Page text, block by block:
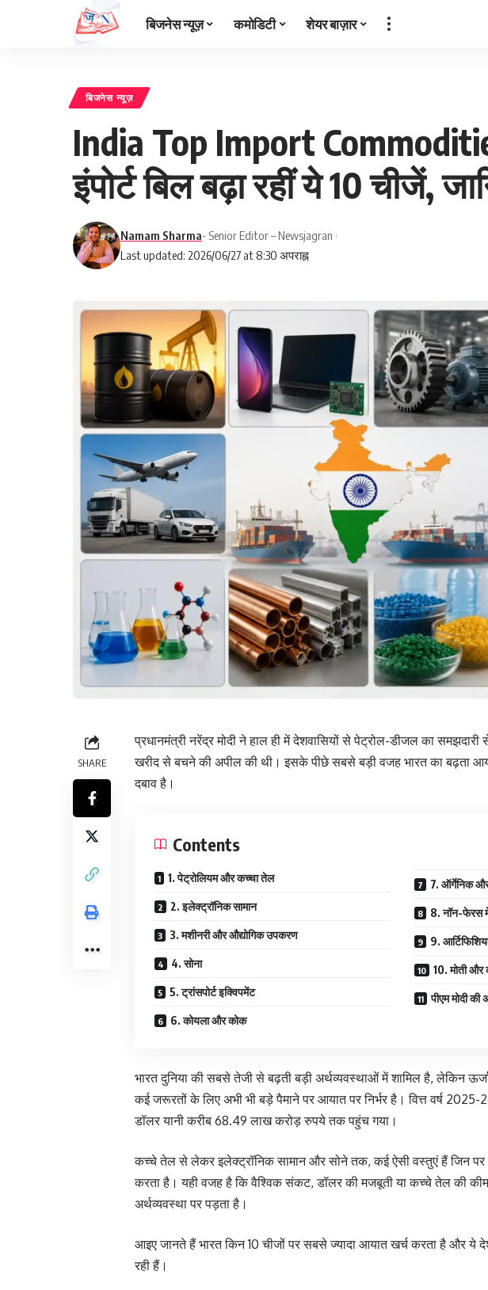
बिजनेस न्यूज़ कमोडिटी शेयर बाज़ार
बिजनेस न्यूज़
India Top Import
इंपोर्ट बिल बढ़ा रहीं ये 10 चीजें,
Last updated: 2026/06/27 at 8:30 अपराह्न
Namam Sharma- Senior Editor – Newsjagran
SHARE
प्रधानमंत्री नरेंद्र मोदी ने हाल ही में देशवासियों से पेट्रोल-डीजल का
खरीद से बचने की अपील की थी। इसके पीछे सबसे बड़ी वजह भारत का बढ़ता
दबाव है।
Contents
1. पेट्रोलियम और कच्चा तेल
2. इलेक्ट्रॉनिक सामान
3. मशीनरी और औद्योगिक उपकरण
4. सोना
5. ट्रांसपोर्ट इक्विपमेंट
6. कोयला और कोक
7. ऑर्गेनिक
8. नॉन-फेरस
9.
10. मोती और
पीएम मोदी
भारत दुनिया की सबसे तेजी से बढ़ती बड़ी अर्थव्यवस्थाओं में शामिल है, लेकिन
कई जरूरतों के लिए अभी भी बड़े पैमाने पर आयात पर निर्भर है। वित्त वर्ष
डॉलर यानी करीब 68.49 लाख करोड़ रुपये तक पहुंच गया।
कच्चे तेल से लेकर इलेक्ट्रॉनिक सामान और सोने तक, कई ऐसी वस्तुएं हैं जिन पर
करता है। यही वजह है कि वैश्विक संकट, डॉलर की मजबूती या कच्चे तेल की
अर्थव्यवस्था पर पड़ता है।
आइए जानते हैं भारत किन 10 चीजों पर सबसे ज्यादा आयात खर्च करता है और ये
रही हैं।